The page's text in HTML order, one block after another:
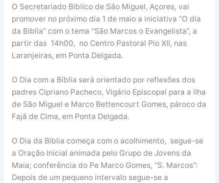
O Secretariado Bíblico de São Miguel, Açores, vai
promover no próximo dia 1 de maio a iniciativa “O dia
da Bíblia” com o tema “São Marcos o Evangelista”, a
partir das 14h00, no Centro Pastoral Pio XII, nas
Laranjeiras, em Ponta Delgada.
O Dia com a Bíblia será orientado por reflexões dos
padres Cipriano Pacheco, Vigário Episcopal para a ilha
de São Miguel e Marco Bettencourt Gomes, pároco da
Fajã de Cima, em Ponta Delgada.
O Dia da Biblia começa com o acolhimento, segue-se
a Oração Inicial animada pelo Grupo de Jovens da
Maia; conferência do Pe Marco Gomes, “S. Marcos”:
Depois de um pequeno intervalo segue-se a